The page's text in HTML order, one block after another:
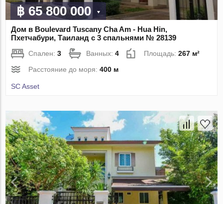
฿ 65 800 000
Дом в Boulevard Tuscany Cha Am - Hua Hin,
Пхетчабури, Таиланд с 3 спальнями № 28139
Спален:3 Ванных:4 Площадь:267 м²
Расстояние до моря:400 м
SC Asset